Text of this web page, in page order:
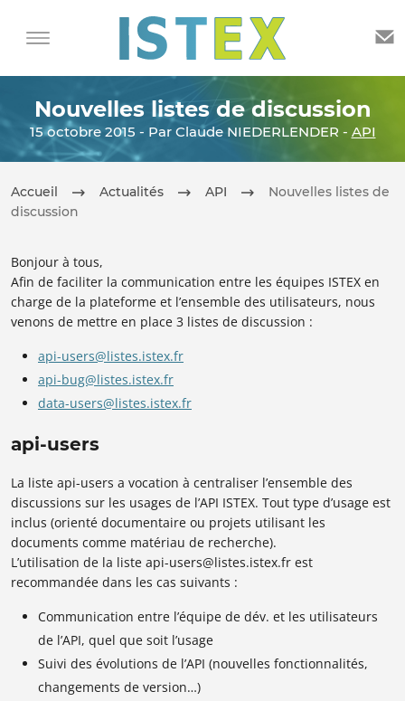
Nouvelles listes de discussion
15 octobre 2015 - Par Claude NIEDERLENDER - API
Accueil Actualités API
Nouvelles listes de
discussion
Bonjour à tous,
Afin de faciliter la communication entre les équipes ISTEX en
charge de la plateforme et l’ensemble des utilisateurs, nous
venons de mettre en place 3 listes de discussion :
api-users@listes.istex.fr
api-bug@listes.istex.fr
data-users@listes.istex.fr
api-users
La liste api-users a vocation à centraliser l’ensemble des
discussions sur les usages de l’API ISTEX. Tout type d’usage est
inclus (orienté documentaire ou projets utilisant les
documents comme matériau de recherche).
L’utilisation de la liste api-users@listes.istex.fr est
recommandée dans les cas suivants :
Communication entre l’équipe de dév. et les utilisateurs
de l’API, quel que soit l’usage
Suivi des évolutions de l’API (nouvelles fonctionnalités,
changements de version…)